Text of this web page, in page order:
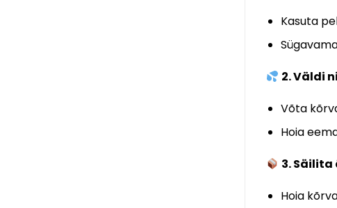
Kasuta
2. Väldi
Võta
Hoia
3.
Hoia